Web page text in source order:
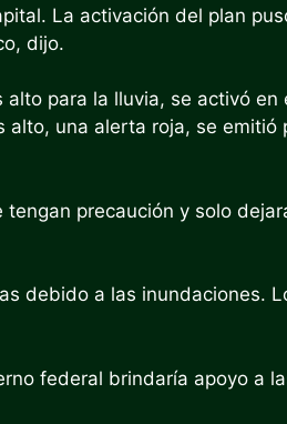
La activación del plan
dijo.
para la lluvia, se activó en
una alerta roja, se emitió
precaución y solo
debido a las inundaciones.
federal brindaría apoyo a